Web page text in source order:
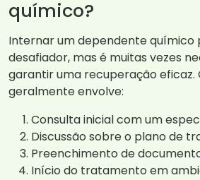
químico?
Internar um dependente químico
desafiador, mas é muitas vezes
garantir uma recuperação eficaz.
geralmente envolve:
Consulta inicial com um
Discussão sobre o plano de
Preenchimento de
Início do tratamento em